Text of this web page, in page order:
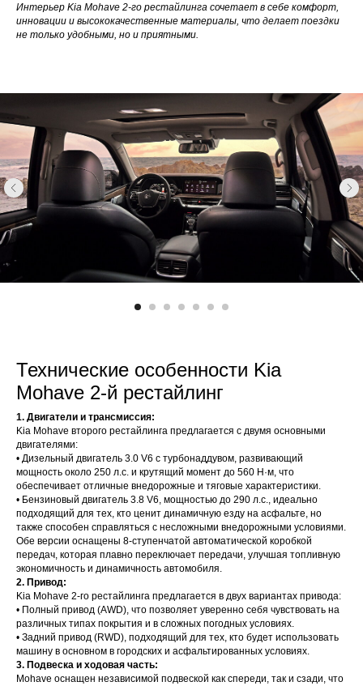
Интерьер Kia Mohave 2-го рестайлинга сочетает в себе комфорт,
инновации и высококачественные материалы, что делает поездки
не только удобными, но и приятными.
Технические особенности Kia
Mohave 2-й рестайлинг
1. Двигатели и трансмиссия:
Kia Mohave второго рестайлинга предлагается с двумя основными
двигателями:
• Дизельный двигатель 3.0 V6 с турбонаддувом, развивающий
мощность около 250 л.с. и крутящий момент до 560 Н·м, что
обеспечивает отличные внедорожные и тяговые характеристики.
• Бензиновый двигатель 3.8 V6, мощностью до 290 л.с., идеально
подходящий для тех, кто ценит динамичную езду на асфальте, но
также способен справляться с несложными внедорожными условиями.
Обе версии оснащены 8-ступенчатой автоматической коробкой
передач, которая плавно переключает передачи, улучшая топливную
экономичность и динамичность автомобиля.
2. Привод:
Kia Mohave 2-го рестайлинга предлагается в двух вариантах привода:
• Полный привод (AWD), что позволяет уверенно себя чувствовать на
различных типах покрытия и в сложных погодных условиях.
• Задний привод (RWD), подходящий для тех, кто будет использовать
машину в основном в городских и асфальтированных условиях.
3. Подвеска и ходовая часть:
Mohave оснащен независимой подвеской как спереди, так и сзади, что